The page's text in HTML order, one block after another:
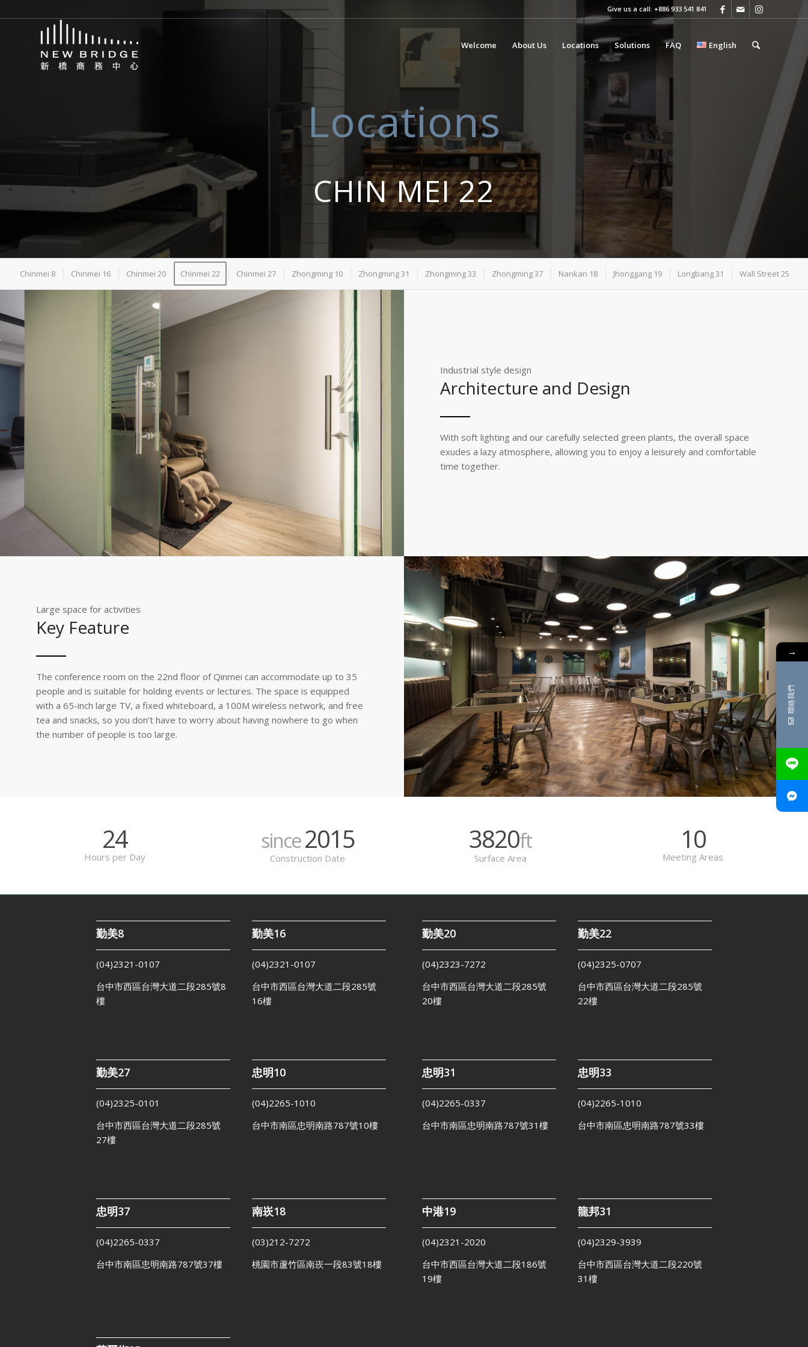
Give us a call: +886 933 541 841
Welcome About Us Locations Solutions FAQ English
Locations
CHIN MEI 22
Chinmei 8 Chinmei 16 Chinmei 20 Chinmei 22 Chinmei 27 Zhongming 10 Zhongming 31 Zhongming 33 Zhongming 37 Nankan 18 Jhonggang 19 Longbang 31 Wall Street 25
Industrial style design
Architecture and Design
With soft lighting and our carefully selected green plants, the overall space
exudes a lazy atmosphere, allowing you to enjoy a leisurely and comfortable
time together.
Large space for activities
Key Feature
The conference room on the 22nd floor of Qinmei can accommodate up to 35
people and is suitable for holding events or lectures. The space is equipped
with a 65-inch large TV, a fixed whiteboard, a 100M wireless network, and free
tea and snacks, so you don’t have to worry about having nowhere to go when
the number of people is too large.
24
Hours per Day
since2015
Construction Date
3820ft
Surface Area
10
Meeting Areas
勤美8
(04)2321-0107
台中市西區台灣大道二段285號8
樓
勤美16
(04)2321-0107
台中市西區台灣大道二段285號
16樓
勤美20
(04)2323-7272
台中市西區台灣大道二段285號
20樓
勤美22
(04)2325-0707
台中市西區台灣大道二段285號
22樓
勤美27
(04)2325-0101
台中市西區台灣大道二段285號
27樓
忠明10
(04)2265-1010
台中市南區忠明南路787號10樓
忠明31
(04)2265-0337
台中市南區忠明南路787號31樓
忠明33
(04)2265-1010
台中市南區忠明南路787號33樓
忠明37
(04)2265-0337
台中市南區忠明南路787號37樓
南崁18
(03)212-7272
桃園市蘆竹區南崁一段83號18樓
中港19
(04)2321-2020
台中市西區台灣大道二段186號
19樓
龍邦31
(04)2329-3939
台中市西區台灣大道二段220號
31樓
→
聯絡我們